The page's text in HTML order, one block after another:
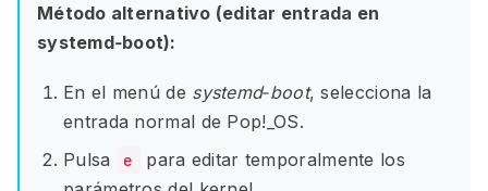
Método alternativo (editar entrada en
systemd‑boot):
En el menú de systemd‑boot, selecciona la
entrada normal de Pop!_OS.
Pulsa
e
para editar temporalmente los